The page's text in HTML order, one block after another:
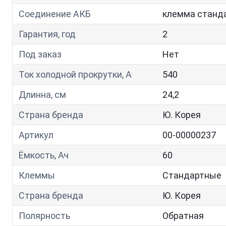
Соединение АКБ
клемма
Гарантия, год
2
Под заказ
Нет
Ток холодной прокрутки, A
540
Длинна, см
24,2
Страна бренда
Ю. Корея
Артикул
00-00000237
Ёмкость, Ач
60
Клеммы
Стандартные
Страна бренда
Ю. Корея
Полярность
Обратная